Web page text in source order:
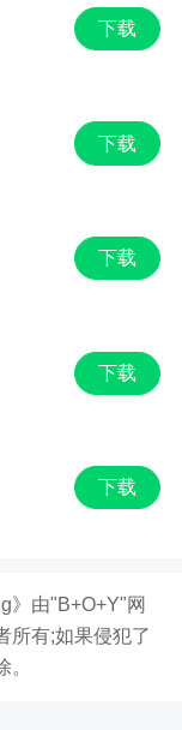
下载
下载
下载
下载
下载
》由"B+O+Y"网
所有;如果侵犯了